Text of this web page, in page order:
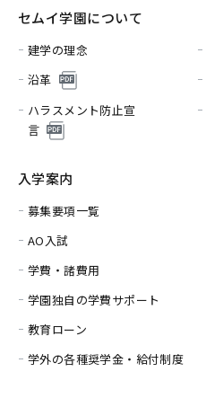
セムイ学園について
建学の理念
沿革
ハラスメント防止宣
言
入学案内
募集要項一覧
AO入試
学費・諸費用
学園独自の学費サポート
教育ローン
学外の各種奨学金・給付制度